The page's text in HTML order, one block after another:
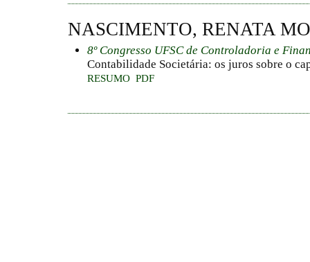
NASCIMENTO, RENATA
8º Congresso UFSC de Controladoria e
Contabilidade Societária: os juros sobre o
RESUMO PDF